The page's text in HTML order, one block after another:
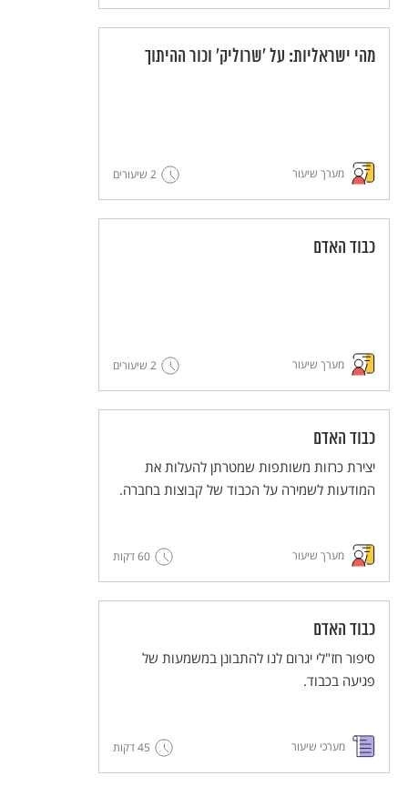
מהי ישראליות: על 'שרוליק' וכור ההיתוך
מערך שיעור 2 שיעורים
כבוד האדם
מערך שיעור 2 שיעורים
כבוד האדם
יצירת כרזות משותפות שמטרתן להעלות את
המודעות לשמירה על הכבוד של קבוצות בחברה.
מערך שיעור 60 דקות
כבוד האדם
סיפור חז"לי יגרום לנו להתבונן במשמעות של
פגיעה בכבוד.
מערכי שיעור 45 דקות